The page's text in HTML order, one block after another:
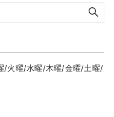
/火曜/水曜/木曜/金曜/土曜/